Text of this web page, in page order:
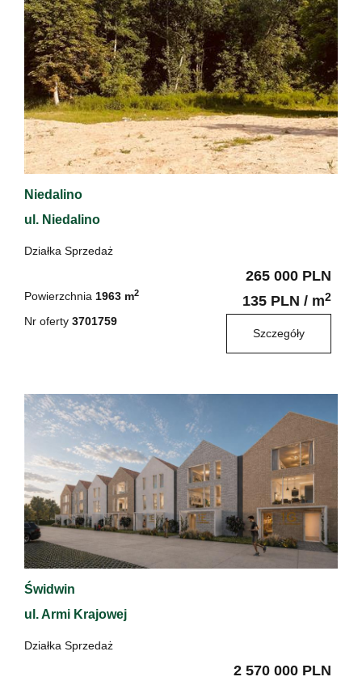
Niedalino
ul. Niedalino
Działka Sprzedaż
Powierzchnia 1963 m2
Nr oferty 3701759
265 000 PLN
135 PLN / m2
Szczegóły
Świdwin
ul. Armi Krajowej
Działka Sprzedaż
2 570 000 PLN